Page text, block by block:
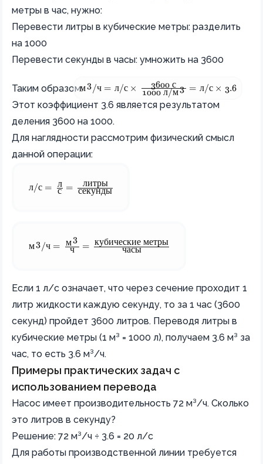
метры в час, нужно:
Перевести литры в кубические метры: разделить
на 1000
Перевести секунды в часы: умножить на 3600
Таким образом:\text{м}^3/\text{ч} = \text{л}/\text{с}
м 3 /ч = л/с × 1000 л/м3
3600 с = л/с × 3.6
Этот коэффициент 3.6 является результатом
деления 3600 на 1000.
Для наглядности рассмотрим физический смысл
данной операции:
\text{л}/\text{с} = \frac{\text{л}}{\text{с}} =
л/с = с
л = секунды
литры
\text{м}^3/\text{ч} = \frac{\text{м}^3}{\text{ч}} =
м 3 /ч = ч
м 3
=
часы
кубические метры
Если 1 л/с означает, что через сечение проходит 1
литр жидкости каждую секунду, то за 1 час (3600
секунд) пройдет 3600 литров. Переводя литры в
кубические метры (1 м³ = 1000 л), получаем 3.6 м³ за
час, то есть 3.6 м³/ч.
Примеры практических задач с
использованием перевода
Насос имеет производительность 72 м³/ч. Сколько
это литров в секунду?
Решение: 72 м³/ч ÷ 3.6 = 20 л/с
Для работы производственной линии требуется